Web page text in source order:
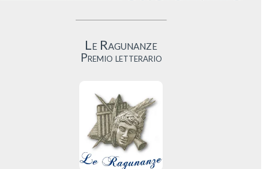
Le Ragunanze
Premio letterario